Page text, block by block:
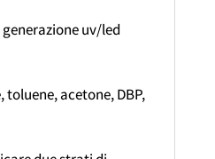
uv/led
toluene, acetone, DBP,